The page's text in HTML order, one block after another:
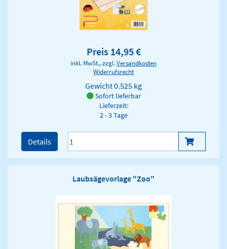
Preis 14,95 €
inkl. MwSt., zzgl.Versandkosten
Widerrufsrecht
Gewicht0.525 kg
Sofort lieferbar
Lieferzeit:
2 - 3 Tage
Details
Laubsägevorlage "Zoo"